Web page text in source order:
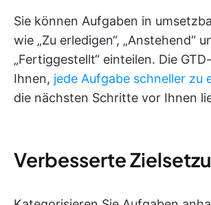
Sie können Aufgaben in
wie „Zu erledigen“, „Anstehend“
„Fertiggestellt“ einteilen. Die
Ihnen, jede Aufgabe schneller zu
die nächsten Schritte vor Ihnen
Verbesserte